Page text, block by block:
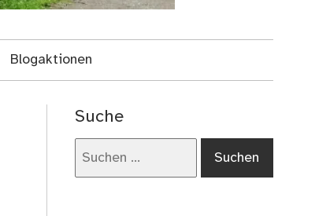
Blogaktionen
Suche